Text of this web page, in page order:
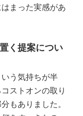
まった実感があ
く提案につい
う気持ちが半
ストオンの取り
もありました。